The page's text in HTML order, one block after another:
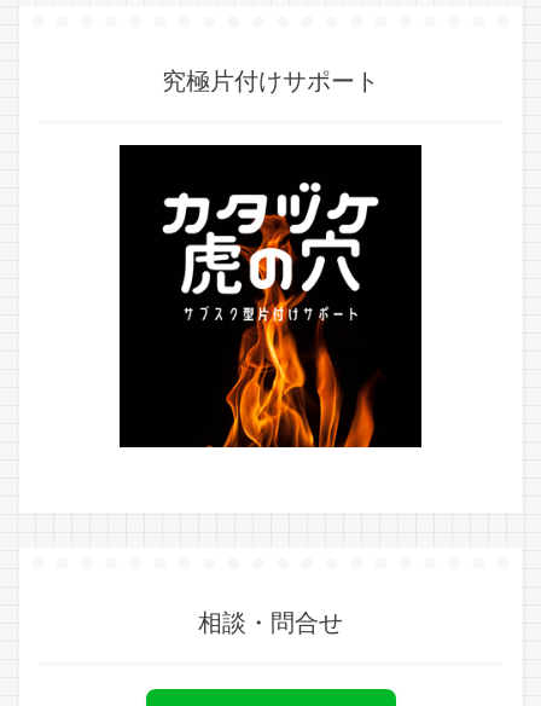
究極片付けサポート
相談・問合せ